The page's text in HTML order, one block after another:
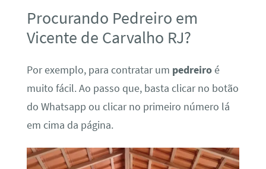
Procurando Pedreiro em
Vicente de Carvalho RJ?
Por exemplo, para contratar um pedreiroé
muito fácil. Ao passo que, basta clicar no botão
do Whatsapp ou clicar no primeiro número lá
em cima da página.